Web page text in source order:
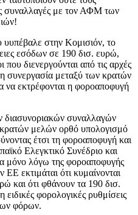
συναλλαγές με τον ΑΦΜ των
υυπέβαλε στην Κομισιόν, το
εσόδων σε 190 δισ. ευρώ,
διενεργούνται από τις αρχές
συνεργασία μεταξύ των κρατών
να εκτρέφονται η φοροαποφυγή
διασυνοριακών συναλλαγών
μελών ορθό υπολογισμό
έτσι τη φοροαποφυγή και
Ελεγκτικό Συνέδριο και
μόνο λόγω της φοροαποφυγής
εκτιμάται ότι κυμαίνονται
και ότι φθάνουν τα 190 δισ.
φορολογικές ρυθμίσεις
φόρων.